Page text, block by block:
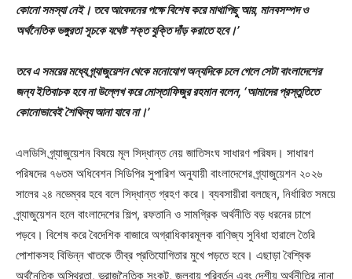
কোনো সমস্যা নেই। তবে আবেদনের পক্ষে বিশেষ করে মাথাপিছু আয়, মানবসম্পদ ও
অর্থনৈতিক ভঙ্গুরতা সূচকে যথেষ্ট শক্ত যুক্তি দাঁড় করাতে হবে।’
তবে এ সময়ের মধ্যে গ্র্যাজুয়েশন থেকে মনোযোগ অন্যদিকে চলে গেলে সেটা বাংলাদেশের
জন্য ইতিবাচক হবে না উল্লেখ করে মোস্তাফিজুর রহমান বলেন, ‘আমাদের প্রস্তুতিতে
কোনোভাবেই শৈথিল্য আনা যাবে না।’
এলডিসি গ্র্যাজুয়েশন বিষয়ে মূল সিদ্ধান্ত নেয় জাতিসংঘ সাধারণ পরিষদ। সাধারণ
পরিষদের ৭৬তম অধিবেশন সিডিপির সুপারিশ অনুযায়ী বাংলাদেশের গ্র্যাজুয়েশন ২০২৬
সালের ২৪ নভেম্বর হবে বলে সিদ্ধান্ত গ্রহণ করে। ব্যবসায়ীরা বলছেন, নির্ধারিত সময়ে
গ্র্যাজুয়েশন হলে বাংলাদেশের শিল্প, রফতানি ও সামগ্রিক অর্থনীতি বড় ধরনের চাপে
পড়বে। বিশেষ করে বৈদেশিক বাজারে অগ্রাধিকারমূলক বাণিজ্য সুবিধা হারালে তৈরি
পোশাকসহ বিভিন্ন খাতকে তীব্র প্রতিযোগিতার মুখে পড়তে হবে। এছাড়া বৈশ্বিক
অর্থনৈতিক অস্থিরতা, ভূরাজনৈতিক সংকট, জলবায়ু পরিবর্তন এবং দেশীয় অর্থনীতির নানা